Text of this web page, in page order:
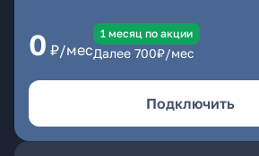
0 ₽/мес
1 месяц по акции
Далее 700₽/мес
Подключить